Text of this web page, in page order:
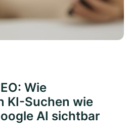
Wie
KI-Suchen wie
AI sichtbar